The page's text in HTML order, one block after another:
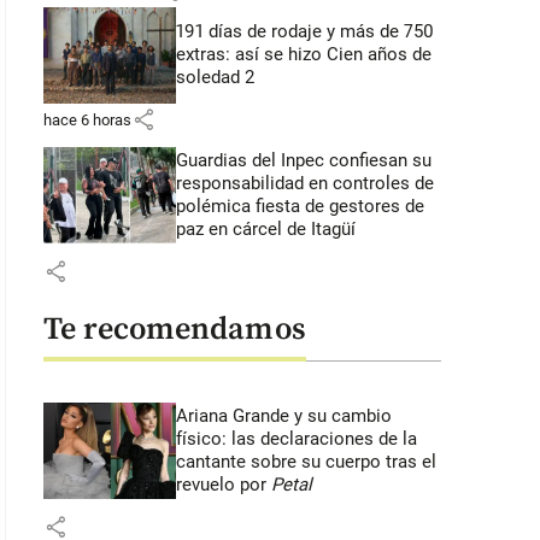
dio un discurso tras ganar las elecciones a la presidencial del
191 días de rodaje y más de 750
extras: así se hizo Cien años de
soledad 2
hace 6 horas share
Guardias del Inpec confiesan su
responsabilidad en controles de
polémica fiesta de gestores de
paz en cárcel de Itagüí
share
Te recomendamos
Ariana Grande y su cambio
físico: las declaraciones de la
cantante sobre su cuerpo tras el
revuelo por Petal
share